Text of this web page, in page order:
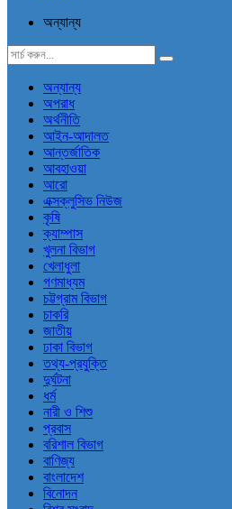
অন্যান্য
অন্যান্য
অপরাধ
অর্থনীতি
আইন-আদালত
আন্তর্জাতিক
আবহাওয়া
আরো
এক্সক্লুসিভ নিউজ
কৃষি
ক্যাম্পাস
খুলনা বিভাগ
খেলাধুলা
গণমাধ্যম
চট্টগ্রাম বিভাগ
চাকরি
জাতীয়
ঢাকা বিভাগ
তথ্য-প্রযুক্তি
দুর্ঘটনা
ধর্ম
নারী ও শিশু
প্রবাস
বরিশাল বিভাগ
বাণিজ্য
বাংলাদেশ
বিনোদন